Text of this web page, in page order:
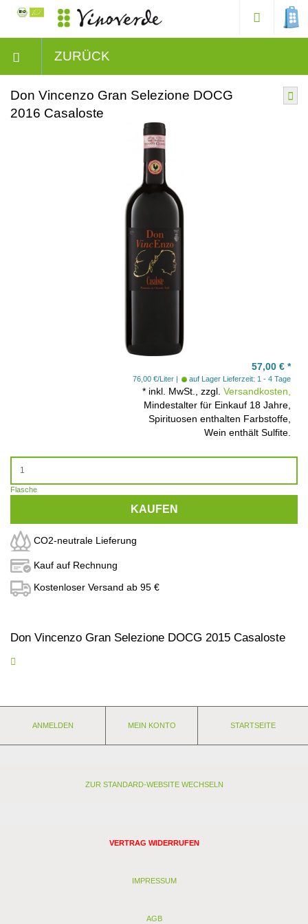
ZURÜCK
Don Vincenzo Gran Selezione DOCG
2016 Casaloste
57,00 € *
76,00 €/Liter auf Lager Lieferzeit: 1 - 4 Tage
* inkl. MwSt., zzgl. Versandkosten,
Mindestalter für Einkauf 18 Jahre,
Spirituosen enthalten Farbstoffe,
Wein enthält Sulfite.
Flasche
KAUFEN
CO2-neutrale Lieferung
Kauf auf Rechnung
Kostenloser Versand ab 95 €
Don Vincenzo Gran Selezione DOCG 2015 Casaloste
Giovanni d’Orsi vinifiziert seinen DON VINCENZO für ein langes
und am Gaumen: Pflaumenkompott, Schwarzkirschen, Holunder,
ein Anflug von Trockenfrüchten, dazu Schwarztee, Cola und
hohe Sangiovese-Säure die Balance und die Frische auch im
ANMELDEN MEIN KONTO STARTSEITE
ZUR STANDARD-WEBSITE WECHSELN
VERTRAG WIDERRUFEN
IMPRESSUM
AGB